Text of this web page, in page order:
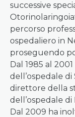
successive
percorso
ospedaliero in
proseguendo
Dal 1985 al
dell’ospedale
direttore della
dell’ospedale
Dal 2009 ha